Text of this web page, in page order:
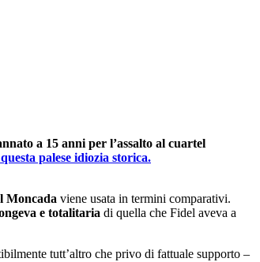
a 15 anni per l’assalto al cuartel
palese idiozia storica.
Moncada viene usata in termini comparativi.
e totalitaria di quella che Fidel aveva a
tutt’altro che privo di fattuale supporto –